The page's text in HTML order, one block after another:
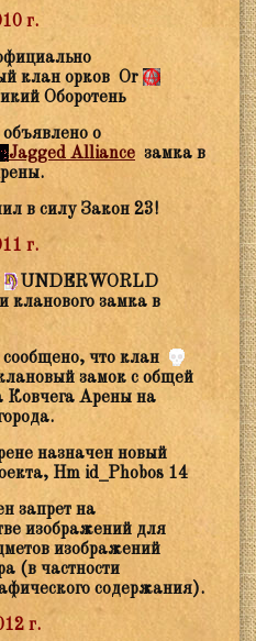
г.
клан орков Or
Оборотень
о
Jagged Alliance замка в
в силу Закон 23!
г.
UNDERWORLD
кланового замка в
что клан
замок с общей
Ковчега Арены на
назначен новый
Hm id_Phobos 14
запрет на
изображений для
изображений
(в частности
содержания).
г.